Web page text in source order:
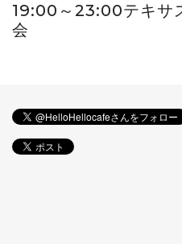
19:00～23:00テキサ
会